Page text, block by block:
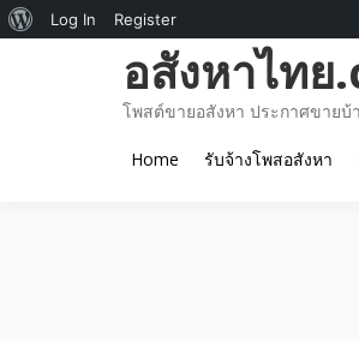
อสังหาไท
โพสต์ขายอสังหา ประกาศขาย
Home รับจ้างโพสอสังหา
About
Log In Register